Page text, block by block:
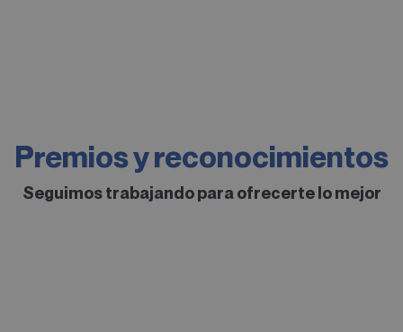
Premios y reconocimientos
Seguimos trabajando para ofrecerte lo mejor